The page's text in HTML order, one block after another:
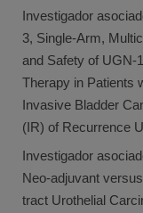
Investigador
3, Single-Arm,
and Safety of UGN-
Therapy in Patients
Invasive Bladder
(IR) of Recurrence
Investigador
Neo-adjuvant
tract Urothelial